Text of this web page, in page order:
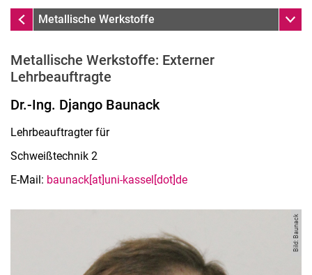
Suchen (öffnet externen Link in einem
TeamMetallische Werkstoffe
Metallische Werkstoffe: Externer
Lehrbeauftragte
Dr.-Ing. Django Baunack
Lehrbeauftragter für
Schweißtechnik 2
E-Mail: baunack[at]uni-kassel[dot]de
Bild: Baunack